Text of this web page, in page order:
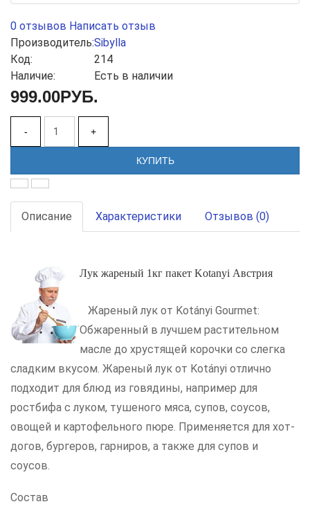
0 отзывов Написать отзыв
Производитель:Sibylla
Код:
214
Наличие:
Есть в наличии
999.00РУБ.
- +
КУПИТЬ
Описание Характеристики Отзывов (0)
Лук жареный 1кг пакет Kotanyi Австрия
Жареный лук от Kotányi Gourmet:
Обжаренный в лучшем растительном
масле до хрустящей корочки со слегка
сладким вкусом. Жареный лук от Kotányi отлично
подходит для блюд из говядины, например для
ростбифа с луком, тушеного мяса, супов, соусов,
овощей и картофельного пюре. Применяется для хот-
догов, бургеров, гарниров, а также для супов и
соусов.
Состав